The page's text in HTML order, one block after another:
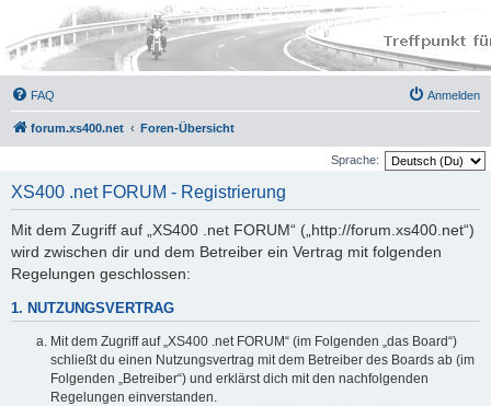
FAQ Anmelden
forum.xs400.net Foren-Übersicht
Sprache:
XS400 .net FORUM - Registrierung
Mit dem Zugriff auf „XS400 .net FORUM“ („http://forum.xs400.net“)
wird zwischen dir und dem Betreiber ein Vertrag mit folgenden
Regelungen geschlossen:
1. NUTZUNGSVERTRAG
Mit dem Zugriff auf „XS400 .net FORUM“ (im Folgenden „das Board“)
schließt du einen Nutzungsvertrag mit dem Betreiber des Boards ab (im
Folgenden „Betreiber“) und erklärst dich mit den nachfolgenden
Regelungen einverstanden.